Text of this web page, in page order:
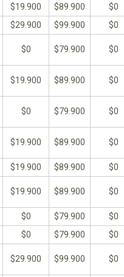
$19.900 $89.900
$0
$29.900 $99.900
$0
$0 $79.900 $0
$19.900 $89.900 $0
$0 $79.900 $0
$19.900 $89.900
$0
$19.900 $89.900
$0
$19.900 $89.900
$0
$0 $79.900
$0
$0 $79.900
$0
$29.900 $99.900 $0